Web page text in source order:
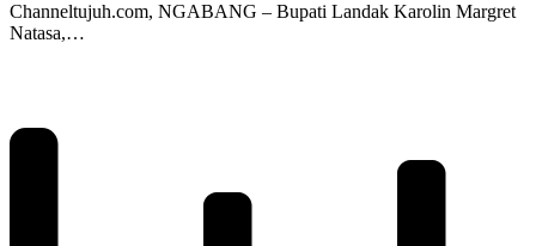
Channeltujuh.com, NGABANG – Bupati Landak Karolin Margret
Natasa,…